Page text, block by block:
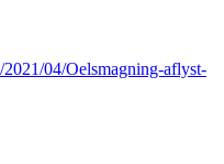
04/Oelsmagning-aflyst-